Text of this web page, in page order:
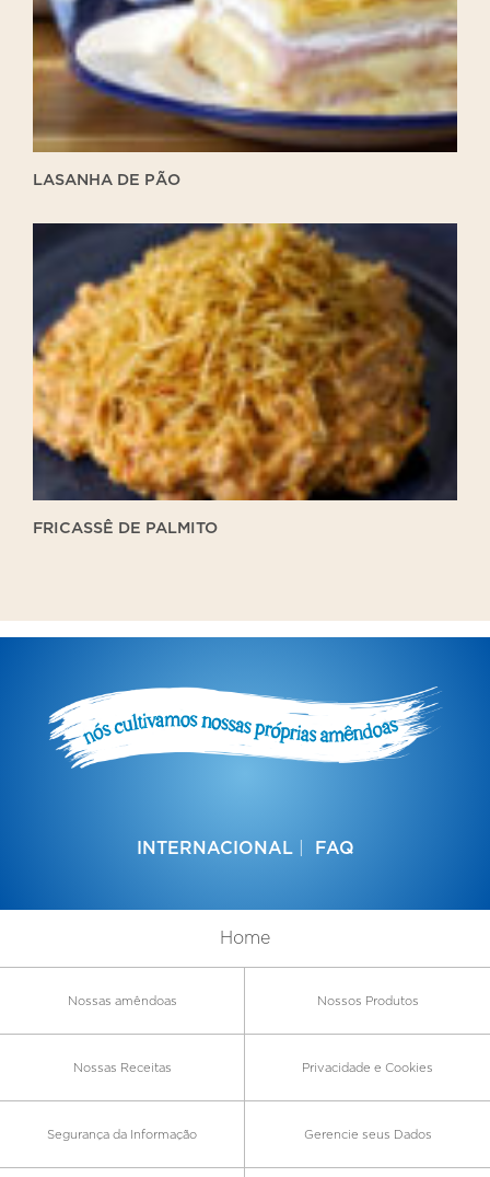
LASANHA DE PÃO
palmito
FRICASSÊ DE PALMITO
INTERNACIONAL FAQ
Home
Nossas amêndoas Nossos Produtos
Nossas Receitas Privacidade e Cookies
Segurança da Informação Gerencie seus Dados